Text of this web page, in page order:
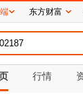
行情
东方财富